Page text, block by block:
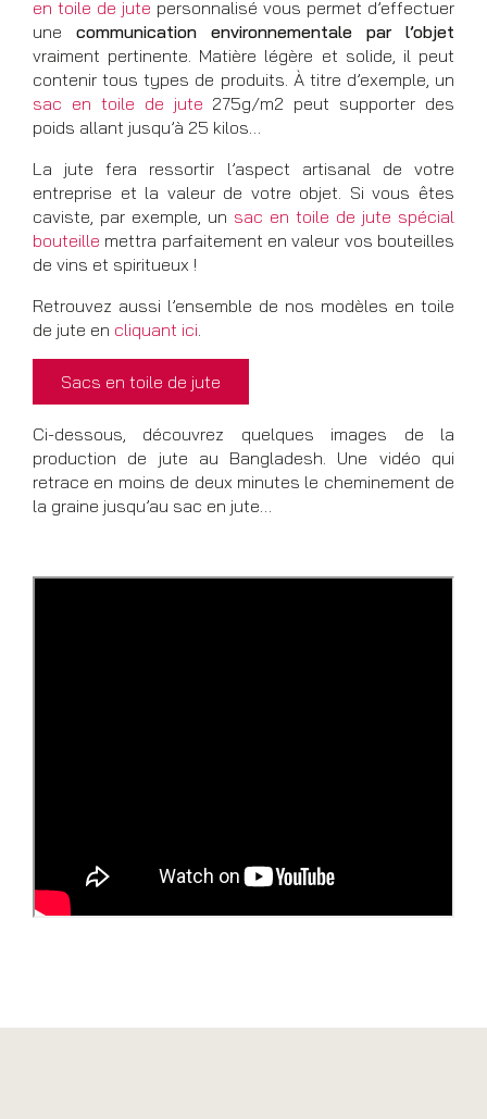
en toile de jute personnalisé vous permet d’effectuer
une communication environnementale par l’objet
vraiment pertinente. Matière légère et solide, il peut
contenir tous types de produits. À titre d’exemple, un
sac en toile de jute 275g/m2 peut supporter des
poids allant jusqu’à 25 kilos…
La jute fera ressortir l’aspect artisanal de votre
entreprise et la valeur de votre objet. Si vous êtes
caviste, par exemple, un sac en toile de jute spécial
bouteille mettra parfaitement en valeur vos bouteilles
de vins et spiritueux !
Retrouvez aussi l’ensemble de nos modèles en toile
de jute en cliquant ici.
Sacs en toile de jute
Ci-dessous, découvrez quelques images de la
production de jute au Bangladesh. Une vidéo qui
retrace en moins de deux minutes le cheminement de
la graine jusqu’au sac en jute…